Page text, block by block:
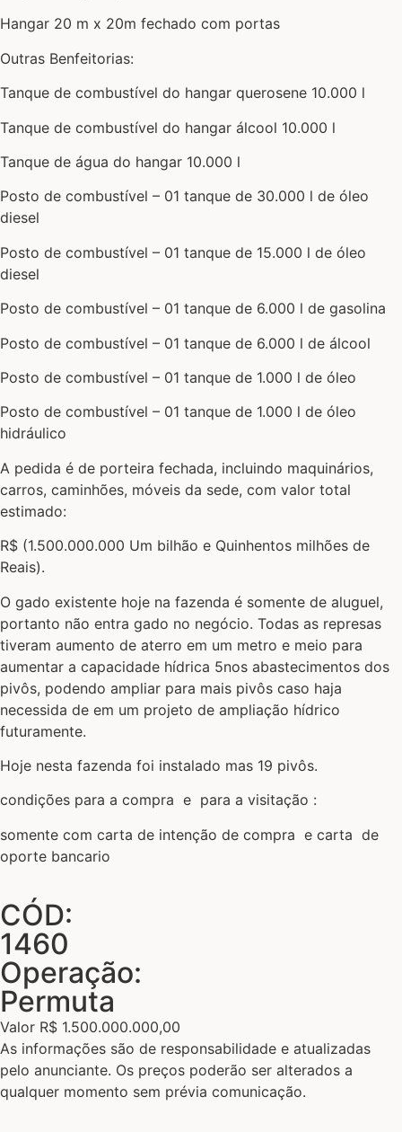
Hangar 20 m x 20m fechado com portas
Outras Benfeitorias:
Tanque de combustível do hangar querosene 10.000 l
Tanque de combustível do hangar álcool 10.000 l
Tanque de água do hangar 10.000 l
Posto de combustível – 01 tanque de 30.000 l de óleo
diesel
Posto de combustível – 01 tanque de 15.000 l de óleo
diesel
Posto de combustível – 01 tanque de 6.000 l de gasolina
Posto de combustível – 01 tanque de 6.000 l de álcool
Posto de combustível – 01 tanque de 1.000 l de óleo
Posto de combustível – 01 tanque de 1.000 l de óleo
hidráulico
A pedida é de porteira fechada, incluindo maquinários,
carros, caminhões, móveis da sede, com valor total
estimado:
R$ (1.500.000.000 Um bilhão e Quinhentos milhões de
Reais).
O gado existente hoje na fazenda é somente de aluguel,
portanto não entra gado no negócio. Todas as represas
tiveram aumento de aterro em um metro e meio para
aumentar a capacidade hídrica 5nos abastecimentos dos
pivôs, podendo ampliar para mais pivôs caso haja
necessida de em um projeto de ampliação hídrico
futuramente.
Hoje nesta fazenda foi instalado mas 19 pivôs.
condições para a compra e para a visitação :
somente com carta de intenção de compra e carta de
oporte bancario
CÓD:
1460
Operação:
Permuta
Valor R$ 1.500.000.000,00
As informações são de responsabilidade e atualizadas
pelo anunciante. Os preços poderão ser alterados a
qualquer momento sem prévia comunicação.